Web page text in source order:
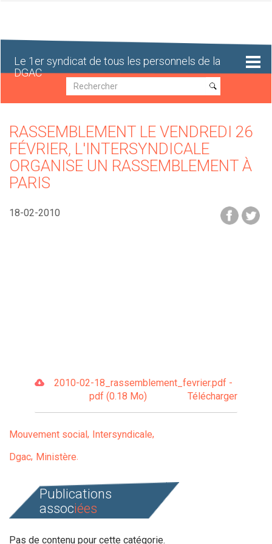
Le 1er syndicat de tous les personnels de la
DGAC
Recherche
Recherche
RASSEMBLEMENT LE VENDREDI 26
FÉVRIER, L'INTERSYNDICALE
ORGANISE UN RASSEMBLEMENT À
PARIS
18-02-2010
2010-02-18_rassemblement_fevrier.pdf -
pdf (0.18 Mo)
Télécharger
Mouvement social Intersyndicale
Dgac Ministère
Publications
associées
Pas de contenu pour cette catégorie.